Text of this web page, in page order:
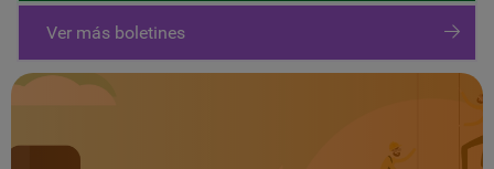
Ver más boletines